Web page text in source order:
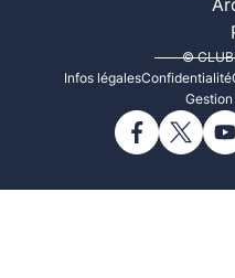
©
Infos légalesConfidentialité